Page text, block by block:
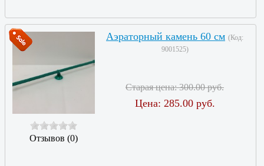
Отзывов (0)
Аэраторный камень 60 см (Код:
9001525)
Старая цена:300.00 руб.
Цена: 285.00 руб.